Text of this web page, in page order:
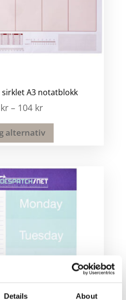
Details About
sirklet A3 notatblokk
kr – 104 kr
alternativ